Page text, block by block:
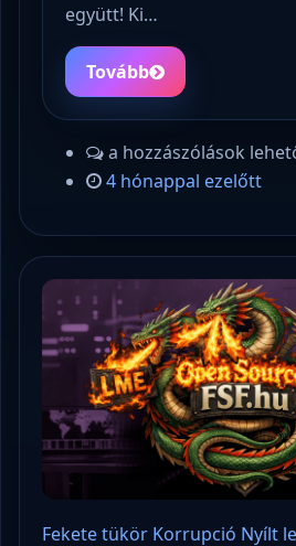
együtt! Ki…
Tovább
a hozzászólások
4 hónappal ezelőtt
Fekete tükör Korrupció Nyílt